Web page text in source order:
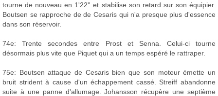
tourne de nouveau en 1'22'' et stabilise son retard sur son équipier.
Boutsen se rapproche de de Cesaris qui n'a presque plus d'essence
dans son réservoir.
74e: Trente secondes entre Prost et Senna. Celui-ci tourne
désormais plus vite que Piquet qui a un temps espéré le rattraper.
75e: Boutsen attaque de Cesaris bien que son moteur émette un
bruit strident à cause d'un échappement cassé. Streiff abandonne
suite à une panne d'allumage. Johansson récupère une septième